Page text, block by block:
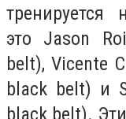
тренируется
это Jason
belt), Vicente
black belt) и
black belt).